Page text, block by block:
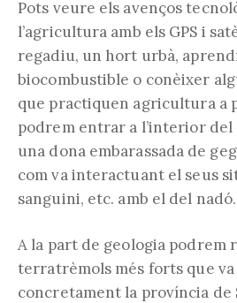
Pots veure els avenços
l’agricultura amb els GPS i
regadiu, un hort urbà,
biocombustible o conèixer
que practiquen agricultura a
podrem entrar a l’interior del
una dona embarassada de
com va interactuant el seus
sanguini, etc. amb el del nadó.
A la part de geologia podrem
terratrèmols més forts que va
concretament la província de